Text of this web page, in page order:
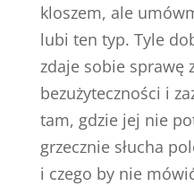
kloszem, ale
lubi ten typ. Tyle
zdaje sobie sprawę
bezużyteczności i
tam, gdzie jej nie
grzecznie słucha
i czego by nie